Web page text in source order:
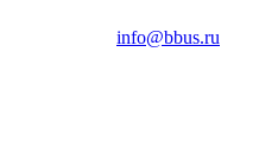
info@bbus.ru